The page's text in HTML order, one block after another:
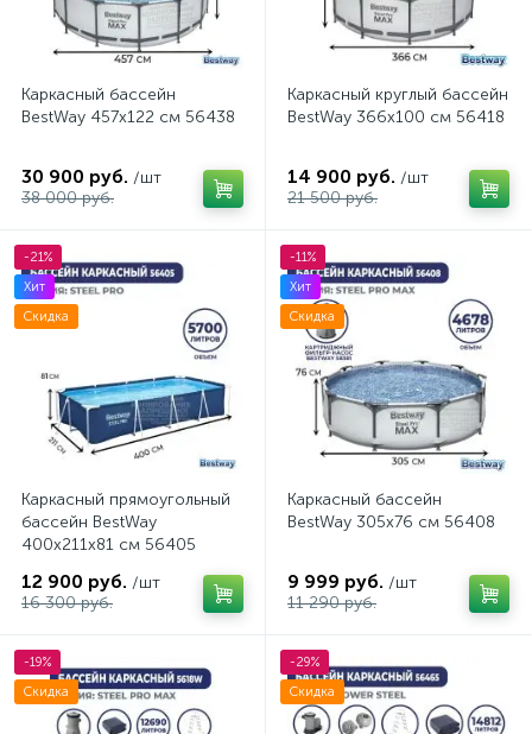
Каркасный бассейн
BestWay 457x122 см 56438
30 900 руб. /шт
38 000 руб.
Каркасный круглый бассейн
BestWay 366х100 см 56418
14 900 руб. /шт
21 500 руб.
-21%
Хит
Скидка
Каркасный прямоугольный
бассейн BestWay
400х211х81 см 56405
12 900 руб. /шт
16 300 руб.
-11%
Хит
Скидка
Каркасный бассейн
BestWay 305x76 см 56408
9 999 руб. /шт
11 290 руб.
-19%
Скидка
-29%
Скидка